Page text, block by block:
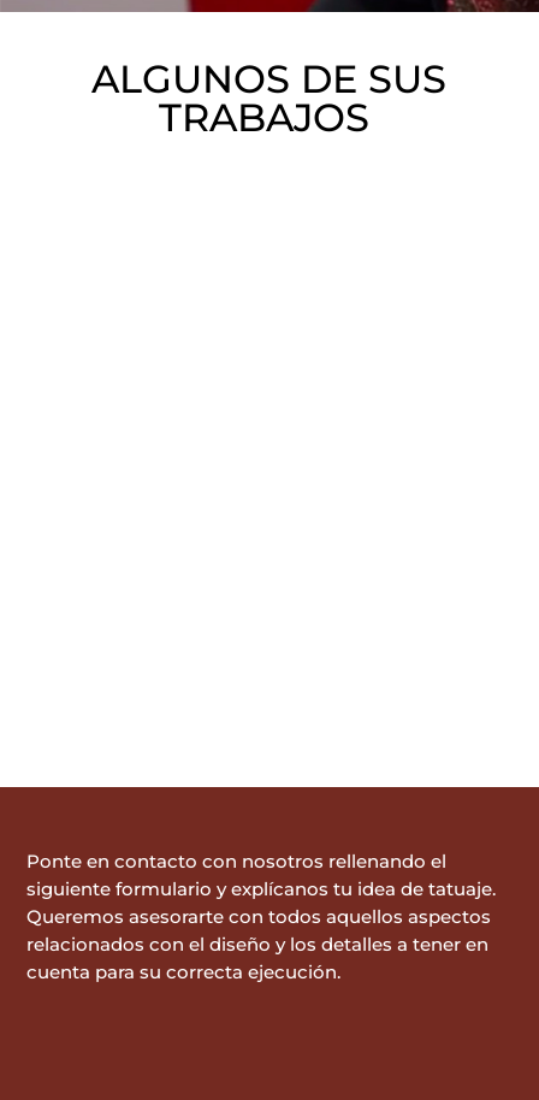
ALGUNOS DE SUS
TRABAJOS
Ponte en contacto con nosotros rellenando el
siguiente formulario y explícanos tu idea de tatuaje.
Queremos asesorarte con todos aquellos aspectos
relacionados con el diseño y los detalles a tener en
cuenta para su correcta ejecución.